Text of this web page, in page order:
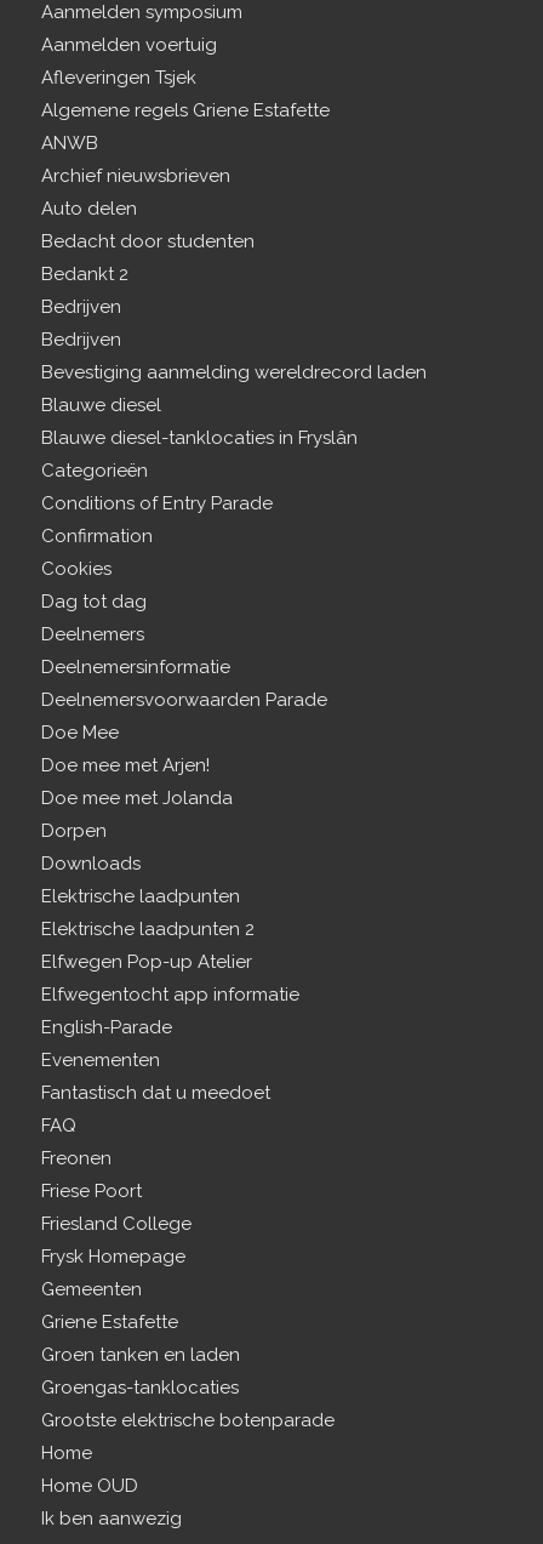
Aanmelden symposium
Aanmelden voertuig
Afleveringen Tsjek
Algemene regels Griene Estafette
ANWB
Archief nieuwsbrieven
Auto delen
Bedacht door studenten
Bedankt 2
Bedrijven
Bedrijven
Bevestiging aanmelding wereldrecord laden
Blauwe diesel
Blauwe diesel-tanklocaties in Fryslân
Categorieën
Conditions of Entry Parade
Confirmation
Cookies
Dag tot dag
Deelnemers
Deelnemersinformatie
Deelnemersvoorwaarden Parade
Doe Mee
Doe mee met Arjen!
Doe mee met Jolanda
Dorpen
Downloads
Elektrische laadpunten
Elektrische laadpunten 2
Elfwegen Pop-up Atelier
Elfwegentocht app informatie
English-Parade
Evenementen
Fantastisch dat u meedoet
FAQ
Freonen
Friese Poort
Friesland College
Frysk Homepage
Gemeenten
Griene Estafette
Groen tanken en laden
Groengas-tanklocaties
Grootste elektrische botenparade
Home
Home OUD
Ik ben aanwezig